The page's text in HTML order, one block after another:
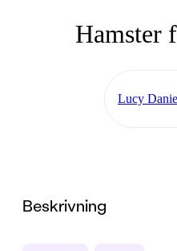
Hamster
Lucy
Beskrivning